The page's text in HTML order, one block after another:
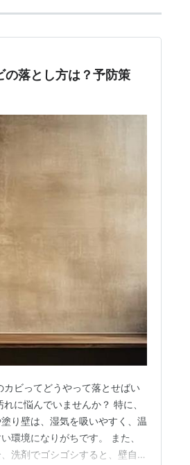
の落とし方は？予防策
カビってどうやって落とせばい
に悩んでいませんか？ 特に、
り壁は、湿気を吸いやすく、温
環境になりがちです。 また、
洗剤でゴシゴシすると、壁自体